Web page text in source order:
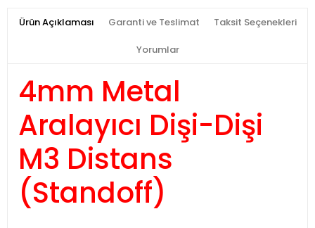
Ürün Açıklaması Garanti ve Teslimat Taksit Seçenekleri
Yorumlar
4mm Metal
Aralayıcı Dişi-Dişi
M3 Distans
(Standoff)